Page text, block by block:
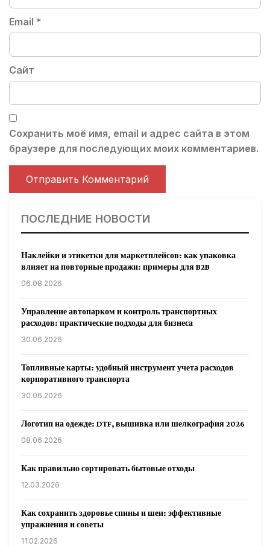
Email *
Сайт
Сохранить моё имя, email и адрес сайта в этом
браузере для последующих моих комментариев.
ПОСЛЕДНИЕ НОВОСТИ
Наклейки и этикетки для маркетплейсов: как упаковка
влияет на повторные продажи: примеры для B2B
06.08.2026
Управление автопарком и контроль транспортных
расходов: практические подходы для бизнеса
30.06.2026
Топливные карты: удобный инструмент учета расходов
корпоративного транспорта
30.06.2026
Логотип на одежде: DTF, вышивка или шелкография 2026
08.06.2026
Как правильно сортировать бытовые отходы
12.03.2026
Как сохранить здоровье спины и шеи: эффективные
упражнения и советы
11.02.2026